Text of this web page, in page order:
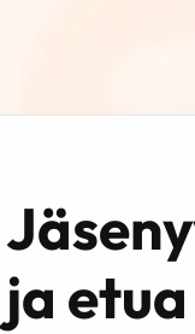
ja etua